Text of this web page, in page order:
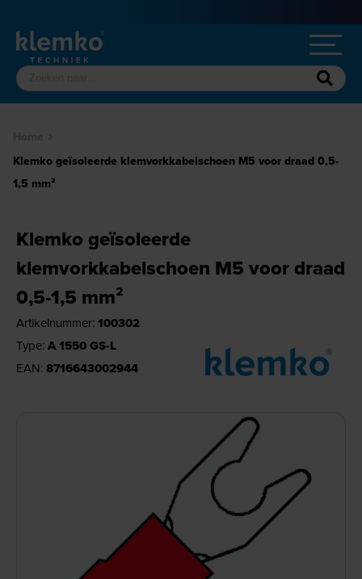
Klemko geïsoleerde klemvorkkabelschoen M5 voor draad 0,5-
1,5 mm²
Klemko geïsoleerde
klemvorkkabelschoen M5 voor draad
0,5-1,5 mm²
Artikelnummer: 100302
Type: A 1550 GS-L
EAN: 8716643002944